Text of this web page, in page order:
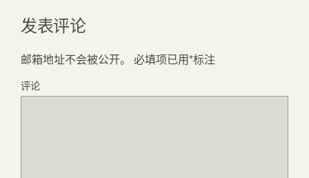
发表评论
邮箱地址不会被公开。 必填项已用*标注
评论